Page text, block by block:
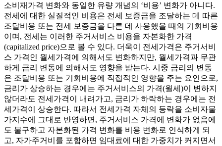
소비재가격 변화와 동일한 유량 개념의 ‘비용’ 변화가 아니다.
전세에 대한 실질적인 비용은 전세 보증금을 조달하는 데 따른
조달비용 또는 전세 보증금을 다른 데 사용했을 때의 기회비용
이며, 전세는 이러한 주거서비스 비용을 자본화한 가격
(capitalized price)으로 볼 수 있다. 더욱이 전세가격은 주거서비
스 가격인 월세가격에 의해서도 변화하지만, 월세가격과 무관
하게 금리 변동에 의해서도 영향을 받는다. 시중 금리의 변동
은 조달비용 또는 기회비용에 직접적인 영향을 주는 요인으로,
금리가 상승하는 경우에는 주거서비스의 가격(월세)이 변하지
않더라도 전세가격이 내려가고, 금리가 하락하는 경우에는 전
세가격이 상승한다. 따라서 전세가격 자체의 등락을 소비자물
가지수에 그대로 반영하면, 주거서비스 가격에 변화가 없음에
도 불구하고 자본화된 가격 변화를 비용 변화로 인식하게 되
고, 자가주거비를 포함하면 임대료에 대한 가중치가 커지면서